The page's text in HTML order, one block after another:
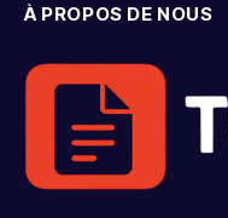
À PROPOS DE NOUS